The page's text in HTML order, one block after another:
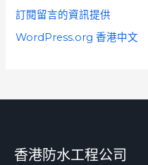
訂閱留言的資訊提供
WordPress.org 香港中文
香港防水工程公司